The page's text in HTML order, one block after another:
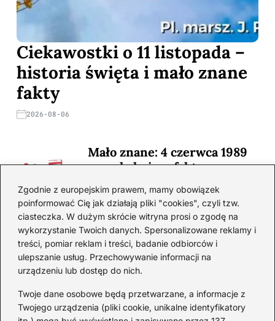
Zgodnie z europejskim prawem, mamy obowiązek
poinformować Cię jak działają pliki "cookies", czyli tzw.
ciasteczka. W dużym skrócie witryna prosi o zgodę na
wykorzystanie Twoich danych. Spersonalizowane reklamy i
treści, pomiar reklam i treści, badanie odbiorców i
ulepszanie usług. Przechowywanie informacji na
urządzeniu lub dostęp do nich.
Twoje dane osobowe będą przetwarzane, a informacje z
Twojego urządzenia (pliki cookie, unikalne identyfikatory
Ciekawostki o 11 listopada –
historia święta i mało znane
fakty
2026-08-06
Mało znane: 4 czerwca 1989
— zaskakujące fakty
2026-08-03
Ciekawostki o 1. wojnie
światowej — mało znane
fakty i historie
2026-08-02
Zaskakujące ciekawostki o
Krzysztofie Kolumbie
2026-07-20